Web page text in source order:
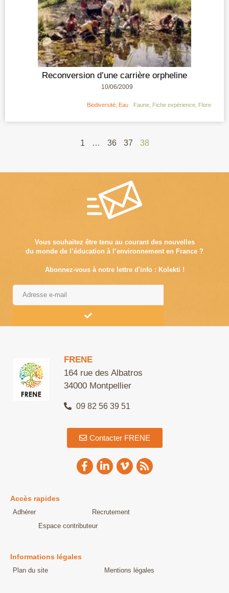
Reconversion d’une carrière orpheline
10/06/2009
Biodiversité Eau Faune Fiche expérience Flore
1 … 36 37 38
Vous souhaitez être tenu au courant des nouvelles
du monde de l’éducation à l’environnement en France ?
Abonnez-vous à notre lettre d'info : Kolekti !
FRENE
164 rue des Albatros
34000 Montpellier
09 82 56 39 51
Contacter FRENE
Accès rapides
Adhérer
Recrutement
Espace contributeur
Informations légales
Plan du site Mentions légales